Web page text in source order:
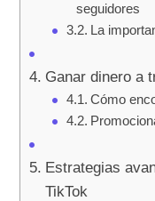
seguidores
La
Ganar dinero a
Cómo
Estrategias
TikTok